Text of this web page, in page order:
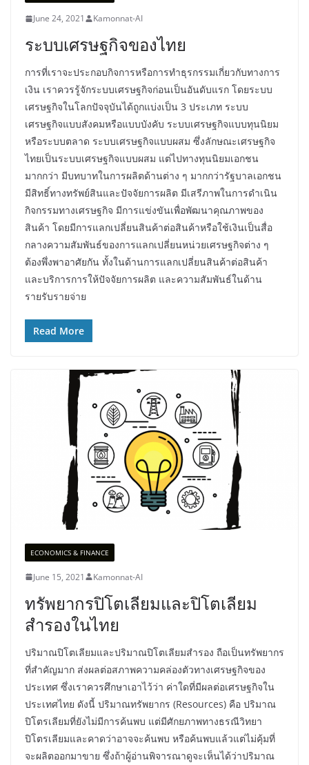
June 24, 2021 Kamonnat-AI
ระบบเศรษฐกิจของไทย
การที่เราจะประกอบกิจการหรือการทำธุรกรรมเกี่ยวกับทางการ
เงิน เราควรรู้จักระบบเศรษฐกิจก่อนเป็นอันดับแรก โดยระบบ
เศรษฐกิจในโลกปัจจุบันได้ถูกแบ่งเป็น 3 ประเภท ระบบ
เศรษฐกิจแบบสังคมหรือแบบบังคับ ระบบเศรษฐกิจแบบทุนนิยม
หรือระบบตลาด ระบบเศรษฐกิจแบบผสม ซึ่งลักษณะเศรษฐกิจ
ไทยเป็นระบบเศรษฐกิจแบบผสม แต่ไปทางทุนนิยมเอกชน
มากกว่า มีบทบาทในการผลิตด้านต่าง ๆ มากกว่ารัฐบาลเอกชน
มีสิทธิ์ทางทรัพย์สินและปัจจัยการผลิต มีเสรีภาพในการดำเนิน
กิจกรรมทางเศรษฐกิจ มีการแข่งขันเพื่อพัฒนาคุณภาพของ
สินค้า โดยมีการแลกเปลี่ยนสินค้าต่อสินค้าหรือใช้เงินเป็นสื่อ
กลางความสัมพันธ์ของการแลกเปลี่ยนหน่วยเศรษฐกิจต่าง ๆ
ต้องพึ่งพาอาศัยกัน ทั้งในด้านการแลกเปลี่ยนสินค้าต่อสินค้า
และบริการการให้ปัจจัยการผลิต และความสัมพันธ์ในด้าน
รายรับรายจ่าย
Read More
ECONOMICS & FINANCE
June 15, 2021 Kamonnat-AI
ทรัพยากรปิโตเลียมและปิโตเลียม
สำรองในไทย
ปริมาณปิโตเลียมและปริมาณปิโตเลียมสำรอง ถือเป็นทรัพยากร
ที่สำคัญมาก ส่งผลต่อสภาพความคล่องตัวทางเศรษฐกิจของ
ประเทศ ซึ่งเราควรศึกษาเอาไว้ว่า ค่าใดที่มีผลต่อเศรษฐกิจใน
ประเทศไทย ดังนี้ ปริมาณทรัพยากร (Resources) คือ ปริมาณ
ปิโตรเลียมที่ยังไม่มีการค้นพบ แต่มีศักยภาพทางธรณีวิทยา
ปิโตรเลียมและคาดว่าอาจจะค้นพบ หรือค้นพบแล้วแต่ไม่คุ้มที่
จะผลิตออกมาขาย ซึ่งถ้าผู้อ่านพิจารณาดูจะเห็นได้ว่าปริมาณ